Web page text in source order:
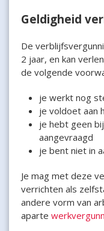
Geldigheid
De
2 jaar, en kan
de volgende
je werkt nog
je voldoet aan
je hebt geen
aangevraagd
je bent niet in
Je mag met deze
verrichten als
andere vorm van
aparte